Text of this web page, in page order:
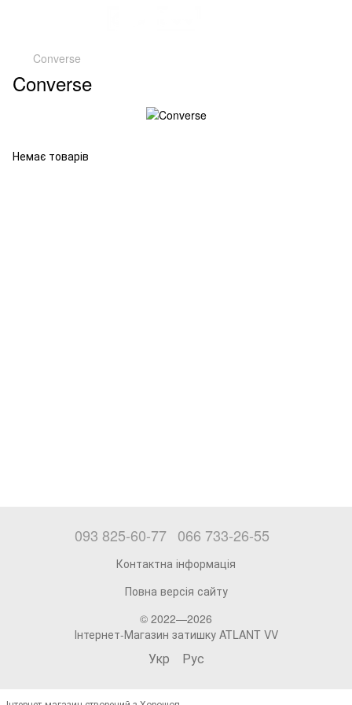
Converse
Converse
Немає товарів
093 825-60-77 066 733-26-55
Контактна інформація
Повна версія сайту
© 2022—2026
Інтернет-Магазин затишку ATLANT VV
Укр Рус